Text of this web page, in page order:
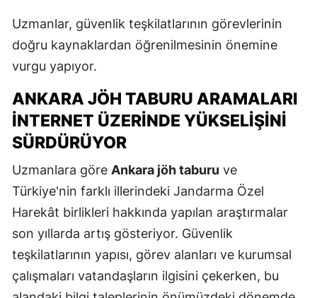
Uzmanlar, güvenlik teşkilatlarının görevlerinin
doğru kaynaklardan öğrenilmesinin önemine
vurgu yapıyor.
ANKARA JÖH TABURU ARAMALARI
İNTERNET ÜZERINDE YÜKSELIŞINI
SÜRDÜRÜYOR
Uzmanlara göre Ankara jöh taburu ve
Türkiye'nin farklı illerindeki Jandarma Özel
Harekât birlikleri hakkında yapılan araştırmalar
son yıllarda artış gösteriyor. Güvenlik
teşkilatlarının yapısı, görev alanları ve kurumsal
çalışmaları vatandaşların ilgisini çekerken, bu